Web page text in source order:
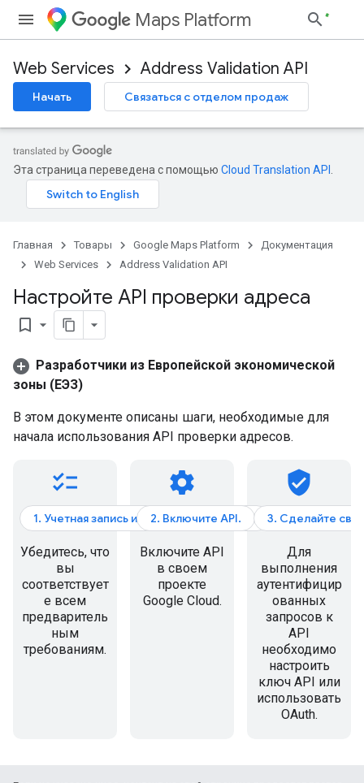
Maps Platform
Web Services Address Validation API
Начать Связаться с отделом продаж
Эта страница переведена с помощью Cloud Translation API
Главная Товары Google Maps Platform
Документация
Web Services
Address Validation API
Настройте API проверки адреса
bookmark_border
Разработчики из Европейской экономической
зоны (ЕЭЗ)
В этом документе описаны шаги, необходимые для
начала использования API проверки адресов.
checklist
1. Учетная запись и выставление счетов
Убедитесь, что
вы
соответствует
е всем
предваритель
ным
требованиям.
settings
2. Включите API.
Включите API
в своем
проекте
Google Cloud.
verified_user
3. Сделайте
Для
выполнения
аутентифицир
ованных
запросов к
API
необходимо
настроить
ключ API или
использовать
OAuth.